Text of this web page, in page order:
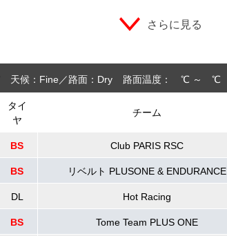
さらに見る
天候：Fine 路面：Dry 路面温度： ℃ ～ ℃
タイ
ヤ
チーム
BS Club PARIS RSC
BS リベルト PLUSONE & ENDURANCE
DL Hot Racing
BS Tome Team PLUS ONE